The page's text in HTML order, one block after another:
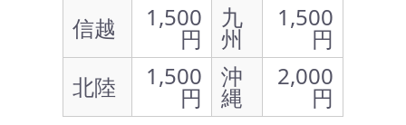
信越
1,500
円
九
州
1,500
円
北陸
1,500
円
沖
縄
2,000
円